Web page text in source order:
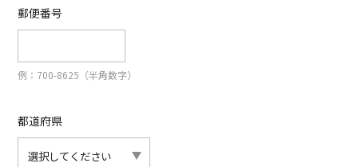
郵便番号
例：700-8625（半角数字）
都道府県